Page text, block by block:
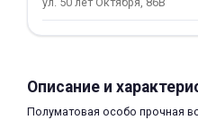
Описание и
Полуматовая особо прочная